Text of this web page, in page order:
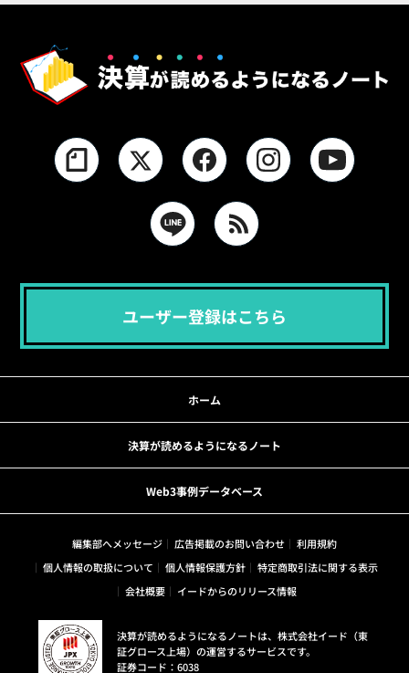
ユーザー登録はこちら
ホーム
決算が読めるようになるノート
Web3事例データベース
編集部へメッセージ 広告掲載のお問い合わせ
利用規約
個人情報の取扱について
個人情報保護方針
特定商取引法に関する表示
会社概要
イードからのリリース情報
決算が読めるようになるノートは、株式会社イード（東
証グロース上場）の運営するサービスです。
証券コード：6038